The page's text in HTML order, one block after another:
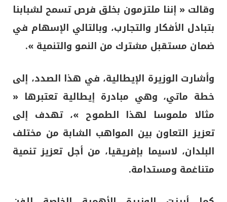
وقالت « إننا ملتزمون بخلق فرص تسمح لشبابنا
بتبادل الأفكار والتجارب، وبالتالي الإسهام في
ضمان مستقبل مشترك من النمو والتنمية ».
وأشارت الوزيرة الإيطالية، في هذا الصدد، إلى
خطة ماتي، وهي مبادرة إيطالية تعتبرها «
مثالا ملموسا لهذا الطموح »، تهدف إلى
تعزيز التعاون بين المواهب الشابة من مختلف
البلدان، لاسيما بإفريقيا، من أجل تعزيز تنمية
متناغمة ومستدامة.